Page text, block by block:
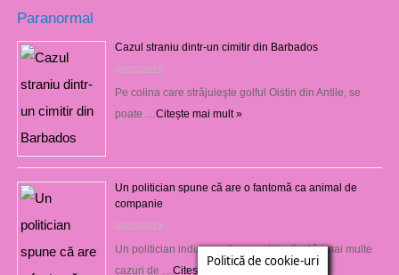
Paranormal
Cazul straniu dintr-un cimitir din Barbados
06/05/2019
Pe colina care străjuieşte golful Oistin din Antile, se
poate … Citește mai mult »
Un politician spune că are o fantomă ca animal de
companie
05/05/2019
Un politician indian controversat implicat în mai multe
cazuri de … Citește mai mult »
Politică de cookie-uri